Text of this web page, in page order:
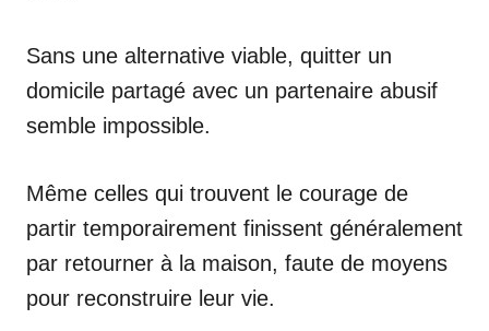
Sans une alternative viable, quitter un
domicile partagé avec un partenaire abusif
semble impossible.
Même celles qui trouvent le courage de
partir temporairement finissent généralement
par retourner à la maison, faute de moyens
pour reconstruire leur vie.